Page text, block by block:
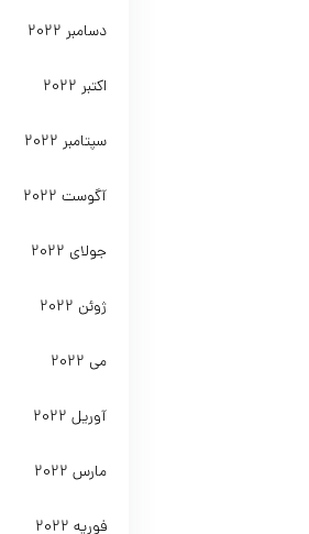
دسامبر 2022
اکتبر 2022
سپتامبر 2022
آگوست 2022
جولای 2022
ژوئن 2022
می 2022
آوریل 2022
مارس 2022
فوریه 2022